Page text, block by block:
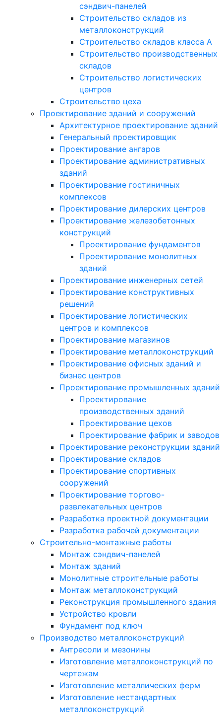
сэндвич-панелей
Строительство складов из
металлоконструкций
Строительство складов класса А
Строительство производственных
складов
Строительство логистических
центров
Строительство цеха
Проектирование зданий и сооружений
Архитектурное проектирование зданий
Генеральный проектировщик
Проектирование ангаров
Проектирование административных
зданий
Проектирование гостиничных
комплексов
Проектирование дилерских центров
Проектирование железобетонных
конструкций
Проектирование фундаментов
Проектирование монолитных
зданий
Проектирование инженерных сетей
Проектирование конструктивных
решений
Проектирование логистических
центров и комплексов
Проектирование магазинов
Проектирование металлоконструкций
Проектирование офисных зданий и
бизнес центров
Проектирование промышленных зданий
Проектирование
производственных зданий
Проектирование цехов
Проектирование фабрик и заводов
Проектирование реконструкции зданий
Проектирование складов
Проектирование спортивных
сооружений
Проектирование торгово-
развлекательных центров
Разработка проектной документации
Разработка рабочей документации
Строительно-монтажные работы
Монтаж сэндвич-панелей
Монтаж зданий
Монолитные строительные работы
Монтаж металлоконструкций
Реконструкция промышленного здания
Устройство кровли
Фундамент под ключ
Производство металлоконструкций
Антресоли и мезонины
Изготовление металлоконструкций по
чертежам
Изготовление металлических ферм
Изготовление нестандартных
металлоконструкций